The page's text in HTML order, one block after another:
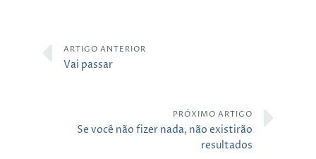
ARTIGO ANTERIOR
Vai passar
PRÓXIMO ARTIGO
Se você não fizer nada, não existirão
resultados